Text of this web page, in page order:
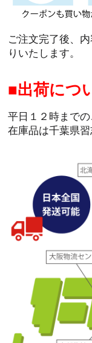
ご注文完了後、
りいたします。
出荷につ
平日１２時まで
在庫品は千葉県